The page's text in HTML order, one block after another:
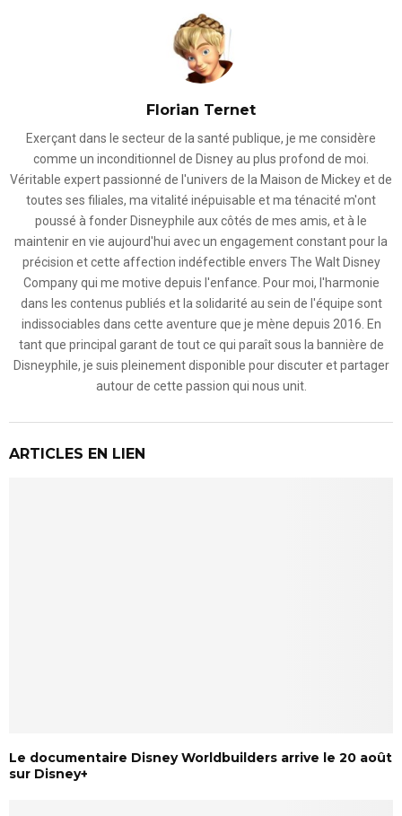
Florian Ternet
Exerçant dans le secteur de la santé publique, je me considère
comme un inconditionnel de Disney au plus profond de moi.
Véritable expert passionné de l'univers de la Maison de Mickey et de
toutes ses filiales, ma vitalité inépuisable et ma ténacité m'ont
poussé à fonder Disneyphile aux côtés de mes amis, et à le
maintenir en vie aujourd'hui avec un engagement constant pour la
précision et cette affection indéfectible envers The Walt Disney
Company qui me motive depuis l'enfance. Pour moi, l'harmonie
dans les contenus publiés et la solidarité au sein de l'équipe sont
indissociables dans cette aventure que je mène depuis 2016. En
tant que principal garant de tout ce qui paraît sous la bannière de
Disneyphile, je suis pleinement disponible pour discuter et partager
autour de cette passion qui nous unit.
ARTICLES EN LIEN
Le documentaire Disney Worldbuilders arrive le 20 août
sur Disney+